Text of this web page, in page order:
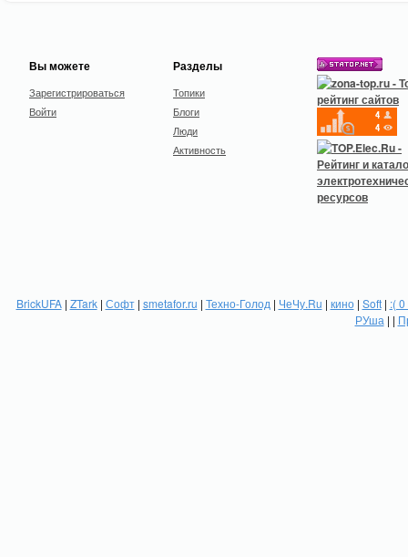
Вы можете
Зарегистрироваться
Войти
Разделы
Топики
Блоги
Люди
Активность
BrickUFA| ZTark| Софт| smetafor.ru | Техно-Голод | ЧеЧу.Ru | кино| Soft| :(
РУша | |